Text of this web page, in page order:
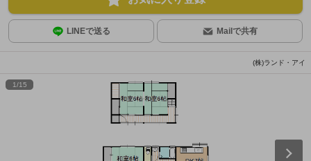
LINEで送る Mailで共有
(株)ランド・アイ
1/15